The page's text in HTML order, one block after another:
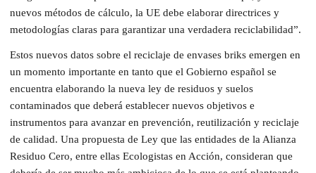
nuevos métodos de cálculo, la UE debe elaborar directrices y
metodologías claras para garantizar una verdadera reciclabilidad”.
Estos nuevos datos sobre el reciclaje de envases briks emergen en
un momento importante en tanto que el Gobierno español se
encuentra elaborando la nueva ley de residuos y suelos
contaminados que deberá establecer nuevos objetivos e
instrumentos para avanzar en prevención, reutilización y reciclaje
de calidad. Una propuesta de Ley que las entidades de la Alianza
Residuo Cero, entre ellas Ecologistas en Acción, consideran que